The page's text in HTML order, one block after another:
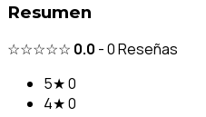
Resumen
☆☆☆☆☆ 0.0 -0Reseñas
5★0
4★0